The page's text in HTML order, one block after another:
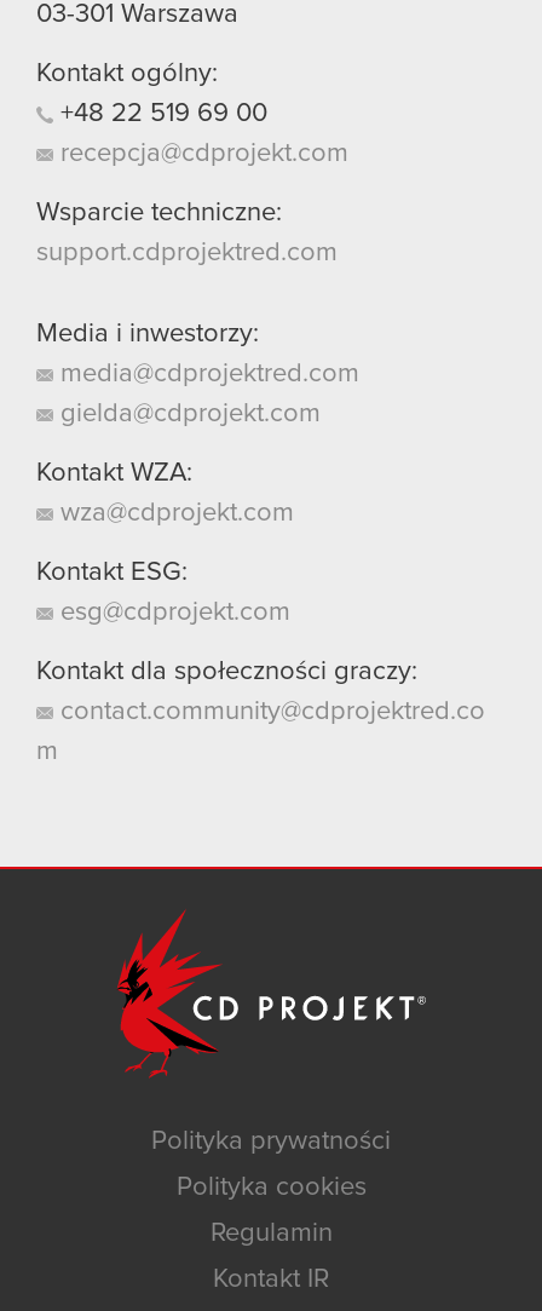
03-301 Warszawa
Kontakt ogólny:
+48 22 519 69 00
recepcja@cdprojekt.com
Wsparcie techniczne:
support.cdprojektred.com
Media i inwestorzy:
media@cdprojektred.com
gielda@cdprojekt.com
Kontakt WZA:
wza@cdprojekt.com
Kontakt ESG:
esg@cdprojekt.com
Kontakt dla społeczności graczy:
contact.community@cdprojektred.co
m
Polityka prywatności
Polityka cookies
Regulamin
Kontakt IR